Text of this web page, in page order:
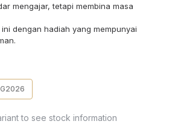
mengajar, tetapi membina masa
dengan hadiah yang mempunyai
to see stock information